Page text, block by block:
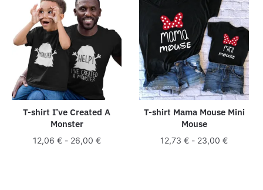
T-shirt I’ve Created A
Monster
12,06 €- 26,00 €
T-shirt Mama Mouse Mini
Mouse
12,73€ - 23,00€